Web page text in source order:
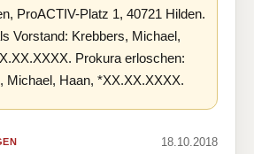
ProACTIV-Platz 1, 40721 Hilden.
Vorstand: Krebbers, Michael,
Prokura erloschen:
Michael, Haan, *XX.XX.XXXX.
18.10.2018